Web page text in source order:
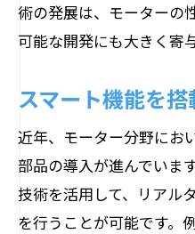
術の発展は、モーターの
可能な開発にも大きく寄
スマート機能を
近年、モーター分野にお
部品の導入が進んでいま
技術を活用して、リアル
を行うことが可能です。